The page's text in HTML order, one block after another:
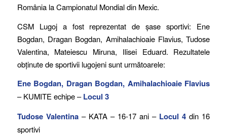
România la Campionatul Mondial din Mexic.
CSM Lugoj a fost reprezentat de șase sportivi: Ene
Bogdan, Dragan Bogdan, Amihalachioaie Flavius, Tudose
Valentina, Mateiescu Miruna, Ilisei Eduard. Rezultatele
obținute de sportivii lugojeni sunt următoarele:
Ene Bogdan, Dragan Bogdan, Amihalachioaie Flavius
– KUMITE echipe –Locul 3
Tudose Valentina– KATA – 16-17 ani – Locul 4 din 16
sportivi